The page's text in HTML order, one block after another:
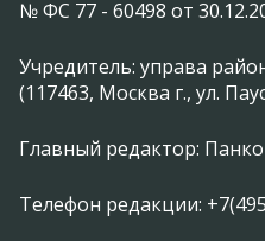
№ ФС 77 - 60498 от
Учредитель: управа
(117463, Москва г., ул.
Главный редактор:
Телефон редакции: